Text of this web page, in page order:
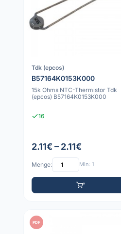
Tdk (epcos)
B57164K0153K000
15k Ohms NTC-Thermistor Tdk
(epcos) B57164K0153K000
16
2.11€ – 2.11€
Menge: Min: 1
PDF